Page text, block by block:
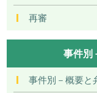
再審
事件別
事件別－概要と